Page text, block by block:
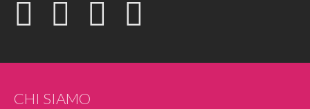
CHI SIAMO